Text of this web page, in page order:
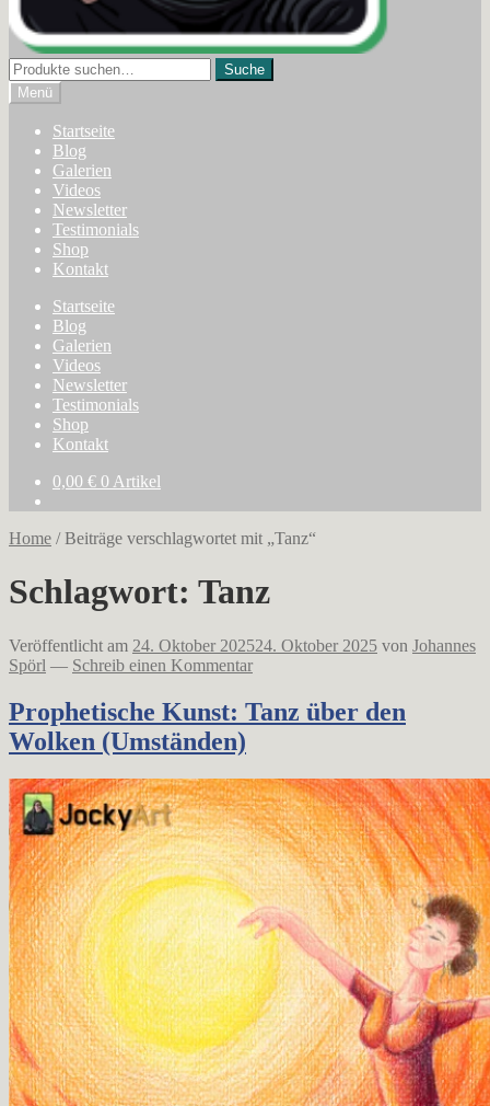
Suche
nach:
Suche
Menü
Startseite
Blog
Galerien
Videos
Newsletter
Testimonials
Shop
Kontakt
Startseite
Blog
Galerien
Videos
Newsletter
Testimonials
Shop
Kontakt
0,00 € 0 Artikel
Home /Beiträge verschlagwortet mit „Tanz“
Schlagwort: Tanz
Veröffentlicht am 24. Oktober 202524. Oktober 2025 von Johannes
Spörl — Schreib einen Kommentar
Prophetische Kunst: Tanz über den
Wolken (Umständen)